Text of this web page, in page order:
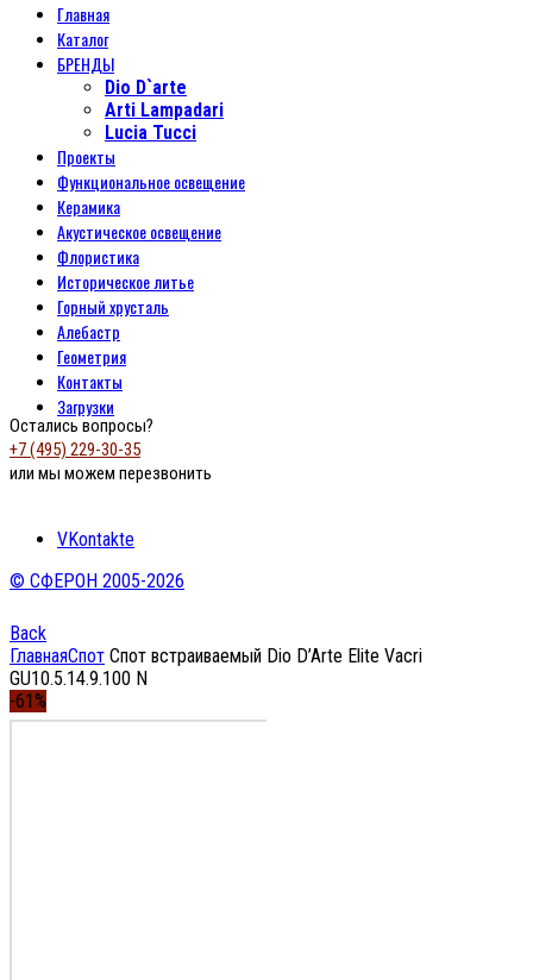
Главная
Каталог
БРЕНДЫ
Dio D`arte
Arti Lampadari
Lucia Tucci
Проекты
Функциональное освещение
Керамика
Акустическое освещение
Флористика
Историческое литье
Горный хрусталь
Алебастр
Геометрия
Контакты
Загрузки
Остались вопросы?
+7 (495) 229-30-35
или мы можем перезвонить
VKontakte
© СФЕРОН 2005-2026
Back
ГлавнаяСпот Спот встраиваемый Dio D’Arte Elite Vacri
GU10.5.14.9.100 N
-61%